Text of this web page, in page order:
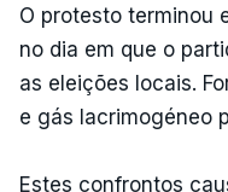
O protesto terminou
no dia em que o
as eleições locais.
e gás lacrimogéneo
Estes confrontos